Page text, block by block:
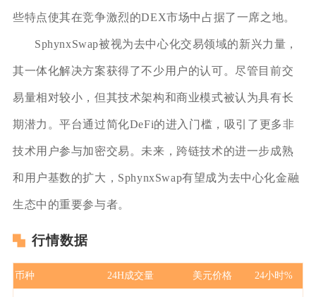
些特点使其在竞争激烈的DEX市场中占据了一席之地。
SphynxSwap被视为去中心化交易领域的新兴力量，
其一体化解决方案获得了不少用户的认可。尽管目前交
易量相对较小，但其技术架构和商业模式被认为具有长
期潜力。平台通过简化DeFi的进入门槛，吸引了更多非
技术用户参与加密交易。未来，跨链技术的进一步成熟
和用户基数的扩大，SphynxSwap有望成为去中心化金融
生态中的重要参与者。
行情数据
币种 24H成交量 美元价格 24小时%